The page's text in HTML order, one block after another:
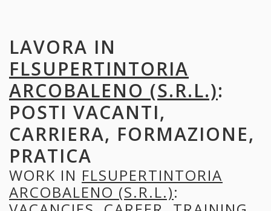
LAVORA IN
FLSUPERTINTORIA
ARCOBALENO (S.R.L.):
POSTI VACANTI,
CARRIERA, FORMAZIONE,
PRATICA
WORK IN FLSUPERTINTORIA
ARCOBALENO (S.R.L.):